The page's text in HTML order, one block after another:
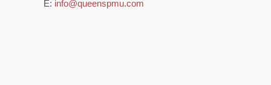
Ε: info@queenspmu.com